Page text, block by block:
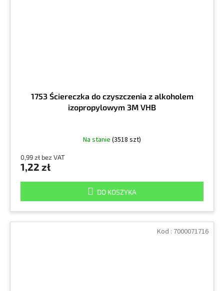
1753 Ściereczka do czyszczenia z alkoholem
izopropylowym 3M VHB
Na stanie (3518 szt)
0,99 zł bez VAT
1,22 zł
DO KOSZYKA
Kod : 7000071716